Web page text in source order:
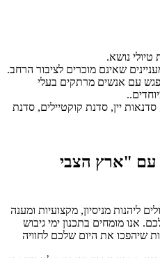
טיולי נושא.
שאינם מוכרים לציבור הרחב.
עם אנשים מרתקים בעלי
יין, סדנת קוקטיילים, סדנת
עם "ארץ הצבי
ליהנות מניסיון, מקצועיות ומענה
אנו מומחים בתכנון ימי גיבוש
שיהפכו את היום שלכם לחוויה